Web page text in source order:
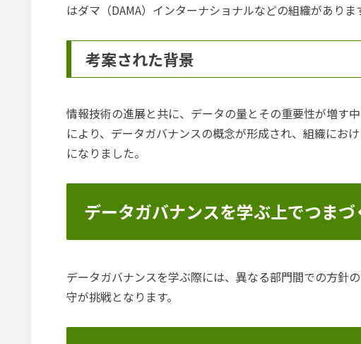
はダマ（DAMA）インターナショナルなどの組織がありま
考案された背景
情報技術の進展と共に、データの量とその重要性が増す
により、データガバナンスの概念が形成され、組織にお
になりました。
データガバナンスを学ぶ上でつまづ
データガバナンスを学ぶ際には、異なる部門間での方針
守が挑戦となります。